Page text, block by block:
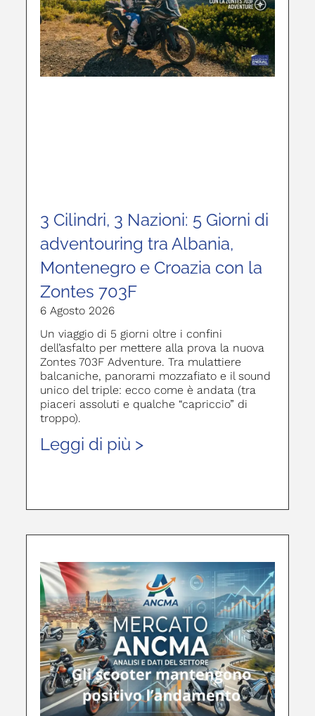
3 Cilindri, 3 Nazioni: 5 Giorni di
adventouring tra Albania,
Montenegro e Croazia con la
Zontes 703F
6 Agosto 2026
Un viaggio di 5 giorni oltre i confini
dell’asfalto per mettere alla prova la nuova
Zontes 703F Adventure. Tra mulattiere
balcaniche, panorami mozzafiato e il sound
unico del triple: ecco come è andata (tra
piaceri assoluti e qualche “capriccio” di
troppo).
Leggi di più >